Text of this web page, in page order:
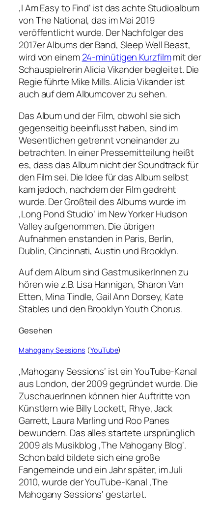
‚I Am Easy to Find‘ ist das achte Studioalbum
von The National, das im Mai 2019
veröffentlicht wurde. Der Nachfolger des
2017er Albums der Band, Sleep Well Beast,
wird von einem24-minütigen Kurzfilmmit der
Schauspielrerin Alicia Vikander begleitet. Die
Regie führte Mike Mills. Alicia Vikander ist
auch auf dem Albumcover zu sehen.
Das Album und der Film, obwohl sie sich
gegenseitig beeinflusst haben, sind im
Wesentlichen getrennt voneinander zu
betrachten. In einer Pressemitteilung heißt
es, dass das Album nicht der Soundtrack für
den Film sei. Die Idee für das Album selbst
kam jedoch, nachdem der Film gedreht
wurde. Der Großteil des Albums wurde im
‚Long Pond Studio‘ im New Yorker Hudson
Valley aufgenommen. Die übrigen
Aufnahmen enstanden in Paris, Berlin,
Dublin, Cincinnati, Austin und Brooklyn.
Auf dem Album sind GastmusikerInnen zu
hören wie z.B. Lisa Hannigan, Sharon Van
Etten, Mina Tindle, Gail Ann Dorsey, Kate
Stables und den Brooklyn Youth Chorus.
Gesehen
Mahogany Sessions (YouTube)
‚Mahogany Sessions‘ ist ein YouTube-Kanal
aus London, der 2009 gegründet wurde. Die
ZuschauerInnen können hier Auftritte von
Künstlern wie Billy Lockett, Rhye, Jack
Garrett, Laura Marling und Roo Panes
bewundern. Das alles startete ursprünglich
2009 als Musikblog ‚The Mahogany Blog‘.
Schon bald bildete sich eine große
Fangemeinde und ein Jahr später, im Juli
2010, wurde der YouTube-Kanal ‚The
Mahogany Sessions‘ gestartet.